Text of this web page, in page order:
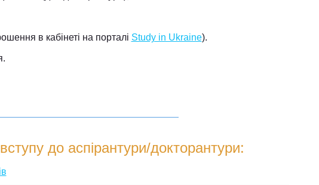
в кабінеті на порталі Study in Ukraine).
до аспірантури/докторантури: